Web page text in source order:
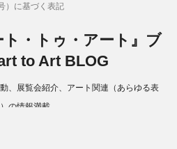
）に基づく表記
・トゥ・アート』ブ
to Art BLOG
、展覧会紹介、アート関連（あらゆる表
の情報満載